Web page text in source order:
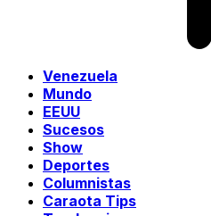
Venezuela
Mundo
EEUU
Sucesos
Show
Deportes
Columnistas
Caraota Tips